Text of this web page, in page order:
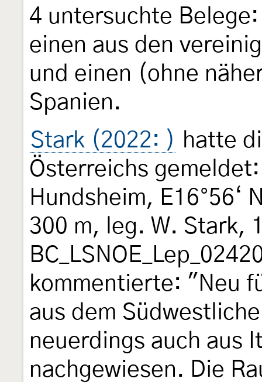
4 untersuchte
einen aus den
und einen (ohne
Spanien.
Stark (2022: ) hatte
Österreichs
Hundsheim, E16°56‘
300 m, leg. W. Stark,
kommentierte: "Neu
aus dem
neuerdings auch aus
nachgewiesen. Die